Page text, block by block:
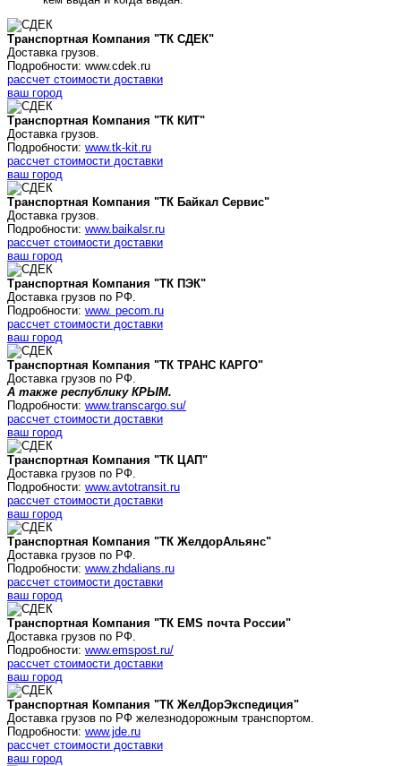
Транспортная Компания "ТК СДЕК"
Доставка грузов.
Подробности: www.cdek.ru
рассчет стоимости доставки
ваш город
Транспортная Компания "ТК КИТ"
Доставка грузов.
Подробности: www.tk-kit.ru
рассчет стоимости доставки
ваш город
Транспортная Компания "ТК Байкал Сервис"
Доставка грузов.
Подробности: www.baikalsr.ru
рассчет стоимости доставки
ваш город
Транспортная Компания "ТК ПЭК"
Доставка грузов по РФ.
Подробности: www. pecom.ru
рассчет стоимости доставки
ваш город
Транспортная Компания "ТК ТРАНС КАРГО"
Доставка грузов по РФ.
А также республику КРЫМ.
Подробности: www.transcargo.su/
рассчет стоимости доставки
ваш город
Транспортная Компания "ТК ЦАП"
Доставка грузов по РФ.
Подробности: www.avtotransit.ru
рассчет стоимости доставки
ваш город
Транспортная Компания "ТК ЖелдорАльянс"
Доставка грузов по РФ.
Подробности: www.zhdalians.ru
рассчет стоимости доставки
ваш город
Транспортная Компания "ТК EMS почта России"
Доставка грузов по РФ.
Подробности: www.emspost.ru/
рассчет стоимости доставки
ваш город
Транспортная Компания "ТК ЖелДорЭкспедиция"
Доставка грузов по РФ железнодорожным транспортом.
Подробности: www.jde.ru
рассчет стоимости доставки
ваш город